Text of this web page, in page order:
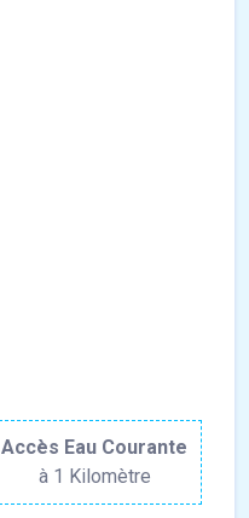
Accès Eau Courante
à 1 Kilomètre